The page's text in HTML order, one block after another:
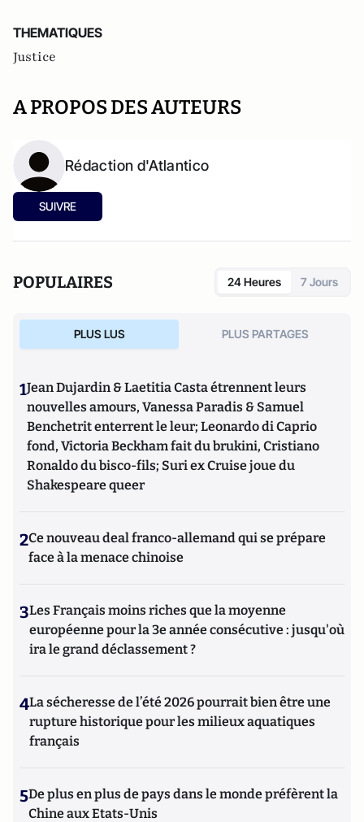
THEMATIQUES
Justice
A PROPOS DES AUTEURS
Rédaction d'Atlantico
SUIVRE
POPULAIRES 24 Heures 7 Jours
PLUS LUS PLUS PARTAGES
1Jean Dujardin & Laetitia Casta étrennent leurs
nouvelles amours, Vanessa Paradis & Samuel
Benchetrit enterrent le leur; Leonardo di Caprio
fond, Victoria Beckham fait du brukini, Cristiano
Ronaldo du bisco-fils; Suri ex Cruise joue du
Shakespeare queer
2Ce nouveau deal franco-allemand qui se prépare
face à la menace chinoise
3Les Français moins riches que la moyenne
européenne pour la 3e année consécutive : jusqu'où
ira le grand déclassement ?
4La sécheresse de l’été 2026 pourrait bien être une
rupture historique pour les milieux aquatiques
français
5De plus en plus de pays dans le monde préfèrent la
Chine aux Etats-Unis